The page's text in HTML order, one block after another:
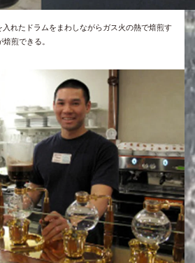
れたドラムをまわしながらガス火の熱で焙煎す
煎できる。